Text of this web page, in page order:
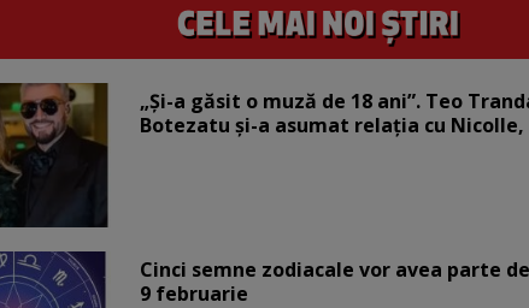
„Și-a găsit o muză de 18 ani”. Teo
Botezatu și-a asumat relația cu
Cinci semne zodiacale vor avea parte
9 februarie